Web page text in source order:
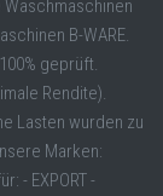
Waschmaschinen
B-WARE.
geprüft.
Rendite).
Lasten wurden zu
Marken:
- EXPORT -